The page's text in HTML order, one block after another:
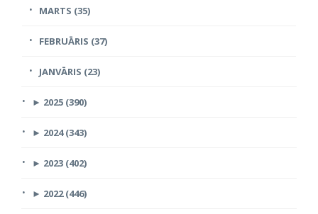
MARTS (35)
FEBRUĀRIS (37)
JANVĀRIS (23)
► 2025 (390)
► 2024 (343)
► 2023 (402)
► 2022 (446)